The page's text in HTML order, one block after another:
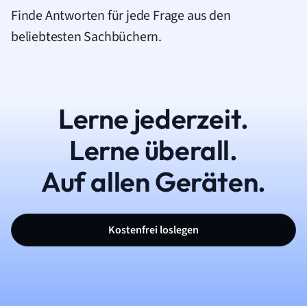
Finde Antworten für jede Frage aus den
beliebtesten Sachbüchern.
Lerne jederzeit.
Lerne überall.
Auf allen Geräten.
Kostenfrei loslegen